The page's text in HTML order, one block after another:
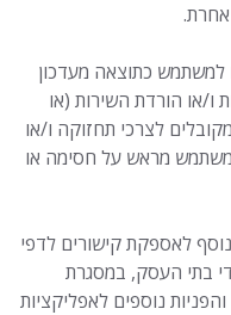
למשתמש כתוצאה מעדכון
ו/או הורדת השירות (או
לצרכי תחזוקה ו/או
מראש על חסימה או
לאספקת קישורים לדפי
בתי העסק, במסגרת
נוספים לאפליקציות